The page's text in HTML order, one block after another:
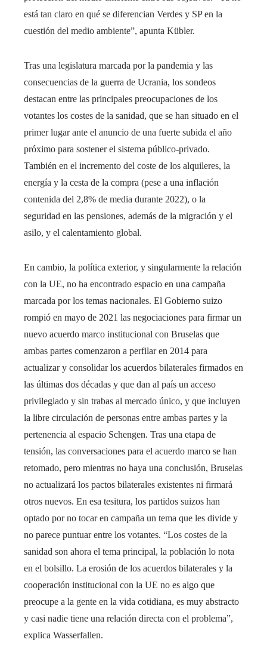
está tan claro en qué se diferencian Verdes y SP en la
cuestión del medio ambiente”, apunta Kübler.
Tras una legislatura marcada por la pandemia y las
consecuencias de la guerra de Ucrania, los sondeos
destacan entre las principales preocupaciones de los
votantes los costes de la sanidad, que se han situado en el
primer lugar ante el anuncio de una fuerte subida el año
próximo para sostener el sistema público-privado.
También en el incremento del coste de los alquileres, la
energía y la cesta de la compra (pese a una inflación
contenida del 2,8% de media durante 2022), o la
seguridad en las pensiones, además de la migración y el
asilo, y el calentamiento global.
En cambio, la política exterior, y singularmente la relación
con la UE, no ha encontrado espacio en una campaña
marcada por los temas nacionales. El Gobierno suizo
rompió en mayo de 2021 las negociaciones para firmar un
nuevo acuerdo marco institucional con Bruselas que
ambas partes comenzaron a perfilar en 2014 para
actualizar y consolidar los acuerdos bilaterales firmados en
las últimas dos décadas y que dan al país un acceso
privilegiado y sin trabas al mercado único, y que incluyen
la libre circulación de personas entre ambas partes y la
pertenencia al espacio Schengen. Tras una etapa de
tensión, las conversaciones para el acuerdo marco se han
retomado, pero mientras no haya una conclusión, Bruselas
no actualizará los pactos bilaterales existentes ni firmará
otros nuevos. En esa tesitura, los partidos suizos han
optado por no tocar en campaña un tema que les divide y
no parece puntuar entre los votantes. “Los costes de la
sanidad son ahora el tema principal, la población lo nota
en el bolsillo. La erosión de los acuerdos bilaterales y la
cooperación institucional con la UE no es algo que
preocupe a la gente en la vida cotidiana, es muy abstracto
y casi nadie tiene una relación directa con el problema”,
explica Wasserfallen.